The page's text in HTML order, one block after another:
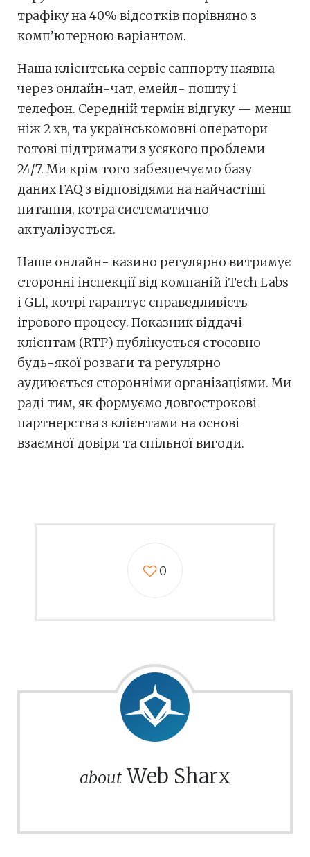
трафіку на 40% відсотків порівняно з
комп’ютерною варіантом.
Наша клієнтська сервіс саппорту наявна
через онлайн-чат, емейл- пошту і
телефон. Середній термін відгуку — менш
ніж 2 хв, та українськомовні оператори
готові підтримати з усякого проблеми
24/7. Ми крім того забезпечуємо базу
даних FAQ з відповідями на найчастіші
питання, котра систематично
актуалізується.
Наше онлайн- казино регулярно витримує
сторонні інспекції від компаній iTech Labs
і GLI, котрі гарантує справедливість
ігрового процесу. Показник віддачі
клієнтам (RTP) публікується стосовно
будь-якої розваги та регулярно
аудиюється сторонніми організаціями. Ми
раді тим, як формуємо довгострокові
партнерства з клієнтами на основі
взаємної довіри та спільної вигоди.
0
about Web Sharx